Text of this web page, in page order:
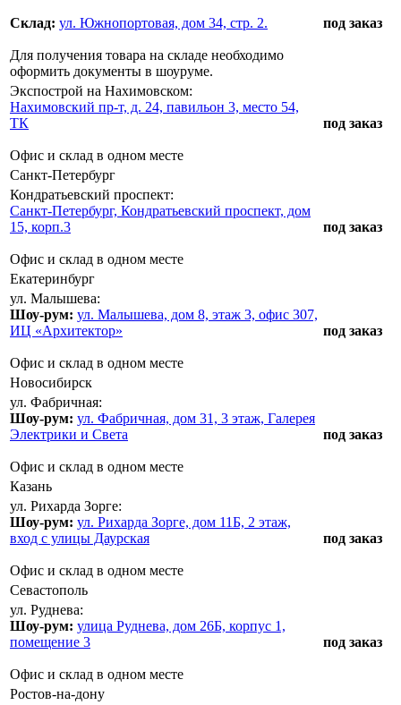
Склад: ул. Южнопортовая, дом 34, стр. 2.
Для получения товара на складе необходимо
оформить документы в шоуруме.
под заказ
Экспострой на Нахимовском:
Нахимовский пр-т, д. 24, павильон 3, место 54,
ТК
Офис и склад в одном месте
под заказ
Санкт-Петербург
Кондратьевский проспект:
Санкт-Петербург, Кондратьевский проспект, дом
15, корп.3
Офис и склад в одном месте
под заказ
Екатеринбург
ул. Малышева:
Шоу-рум: ул. Малышева, дом 8, этаж 3, офис 307,
ИЦ «Архитектор»
Офис и склад в одном месте
под заказ
Новосибирск
ул. Фабричная:
Шоу-рум: ул. Фабричная, дом 31, 3 этаж, Галерея
Электрики и Света
Офис и склад в одном месте
под заказ
Казань
ул. Рихарда Зорге:
Шоу-рум: ул. Рихарда Зорге, дом 11Б, 2 этаж,
вход с улицы Даурская
Офис и склад в одном месте
под заказ
Севастополь
ул. Руднева:
Шоу-рум: улица Руднева, дом 26Б, корпус 1,
помещение 3
Офис и склад в одном месте
под заказ
Ростов-на-дону